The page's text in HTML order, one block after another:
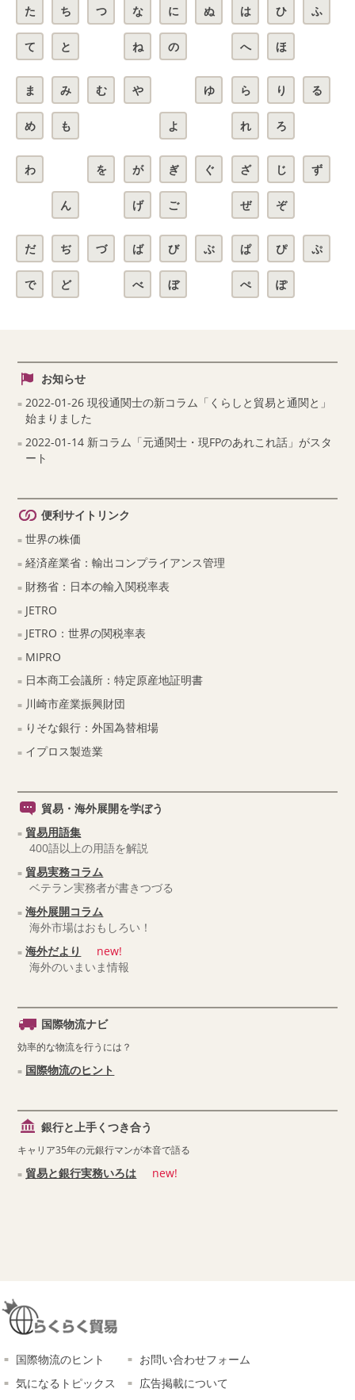
た ち つ
て と
な に ぬ
ね の
は ひ ふ
へ ほ
ま み む
め も
や ゆ
よ
ら り る
れ ろ
わ を
ん
が ぎ ぐ
げ ご
ざ じ ず
ぜ ぞ
だ ぢ づ
で ど
ば び ぶ
べ ぼ
ぱ ぴ ぷ
ぺ ぽ
お知らせ
2022-01-26 現役通関士の新コラム「くらしと貿易と通関と」
始まりました
2022-01-14 新コラム「元通関士・現FPのあれこれ話」がスタ
ート
便利サイトリンク
世界の株価
経済産業省：輸出コンプライアンス管理
財務省：日本の輸入関税率表
JETRO
JETRO：世界の関税率表
MIPRO
日本商工会議所：特定原産地証明書
川崎市産業振興財団
りそな銀行：外国為替相場
イプロス製造業
貿易・海外展開を学ぼう
貿易用語集
400語以上の用語を解説
貿易実務コラム
ベテラン実務者が書きつづる
海外展開コラム
海外市場はおもしろい！
海外だより
new!
海外のいまいま情報
国際物流ナビ
効率的な物流を行うには？
国際物流のヒント
銀行と上手くつき合う
キャリア35年の元銀行マンが本音で語る
貿易と銀行実務いろは new!
国際物流のヒント
気になるトピックス
お問い合わせフォーム
広告掲載について